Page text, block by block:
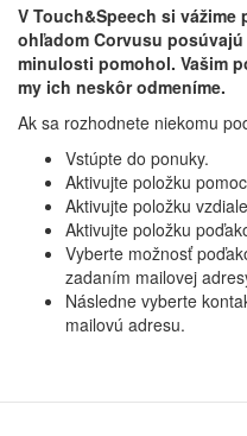
za-
pomoc.mp3
V Touch&Speech si
ohľadom Corvusu
minulosti pomohol. Vašim
my ich neskôr odmeníme.
Ak sa rozhodnete niekomu
Vstúpte do ponuky.
Aktivujte položku
Aktivujte položku
Aktivujte položku
Vyberte možnosť
zadaním mailovej
Následne vyberte
mailovú adresu.